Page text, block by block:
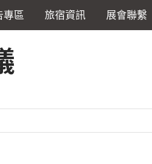
專區 旅宿資訊 展會聯繫